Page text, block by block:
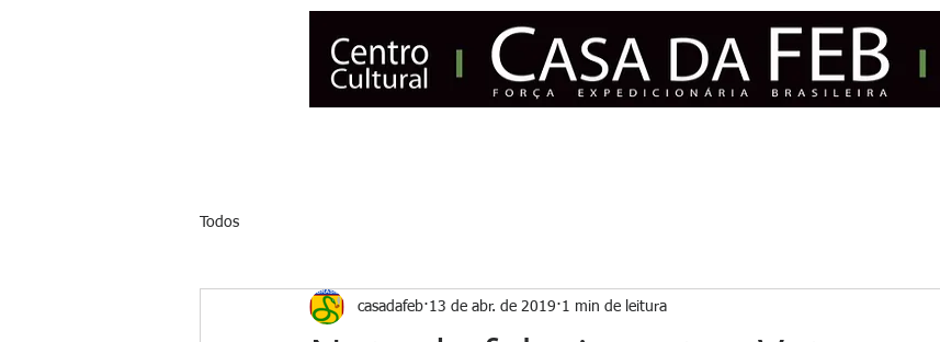
Todos
casadafeb 13 de abr. de 2019 1 min de leitura